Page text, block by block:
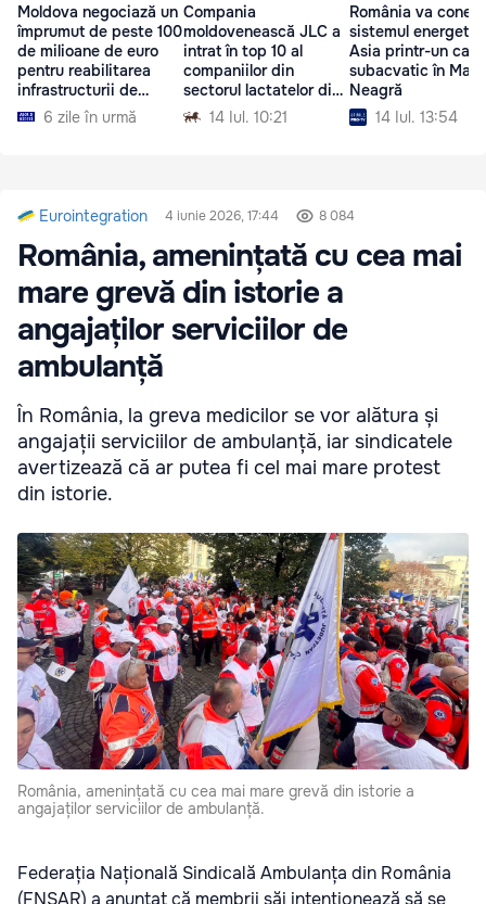
Moldova negociază un
împrumut de peste 100
de milioane de euro
pentru reabilitarea
infrastructurii de
irigare6 zile în urmă
Compania
moldovenească JLC a
intrat în top 10 al
companiilor din
sectorul lactatelor din
România
14 Iul. 10:21
România va
sistemul energetic
Asia printr-un
subacvatic în
Neagră
14 Iul. 13:54
Eurointegration 4 iunie 2026, 17:44 8 084
România, amenințată cu cea mai
mare grevă din istorie a
angajaților serviciilor de
ambulanță
În România, la greva medicilor se vor alătura și
angajații serviciilor de ambulanță, iar sindicatele
avertizează că ar putea fi cel mai mare protest
din istorie.
România, amenințată cu cea mai mare grevă din istorie a
angajaților serviciilor de ambulanță.
Federația Națională Sindicală Ambulanța din România
(FNSAR) a anunțat că membrii săi intenționează să se